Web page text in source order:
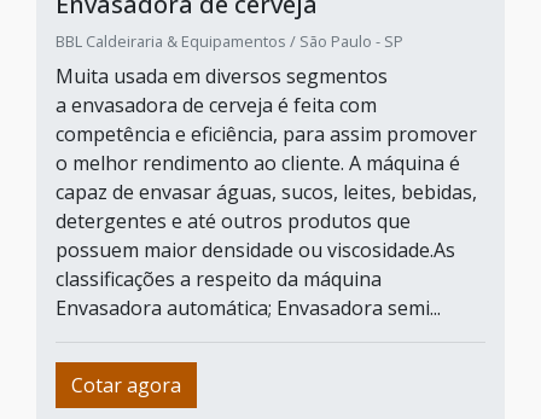
BBL Caldeiraria & Equipamentos / São Paulo - SP
Muita usada em diversos segmentos
a envasadora de cerveja é feita com
competência e eficiência, para assim promover
o melhor rendimento ao cliente. A máquina é
capaz de envasar águas, sucos, leites, bebidas,
detergentes e até outros produtos que
possuem maior densidade ou viscosidade.As
classificações a respeito da máquina
Envasadora automática; Envasadora semi...
Cotar agora